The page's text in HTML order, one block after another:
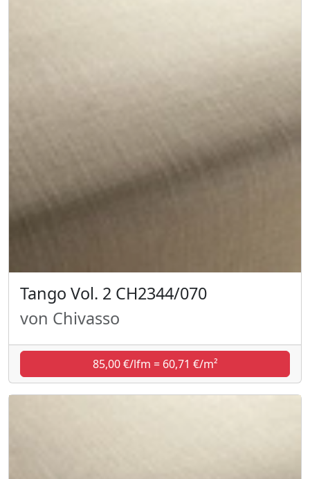
Tango Vol. 2 CH2344/070
von Chivasso
85,00 €/lfm = 60,71 €/m²